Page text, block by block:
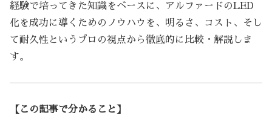
経験で培ってきた知識をベースに、アルファードのLED
化を成功に導くためのノウハウを、明るさ、コスト、そし
て耐久性というプロの視点から徹底的に比較・解説しま
す。
【この記事で分かること】